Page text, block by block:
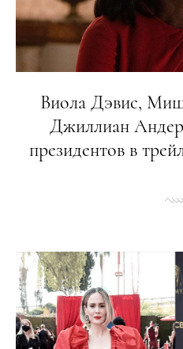
Виола Дэвис,
Джиллиан
президентов в